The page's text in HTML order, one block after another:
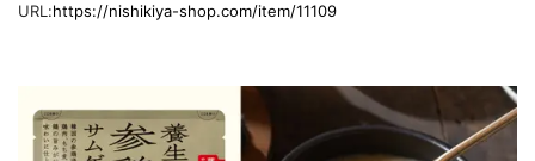
URL:https://nishikiya-shop.com/item/11109